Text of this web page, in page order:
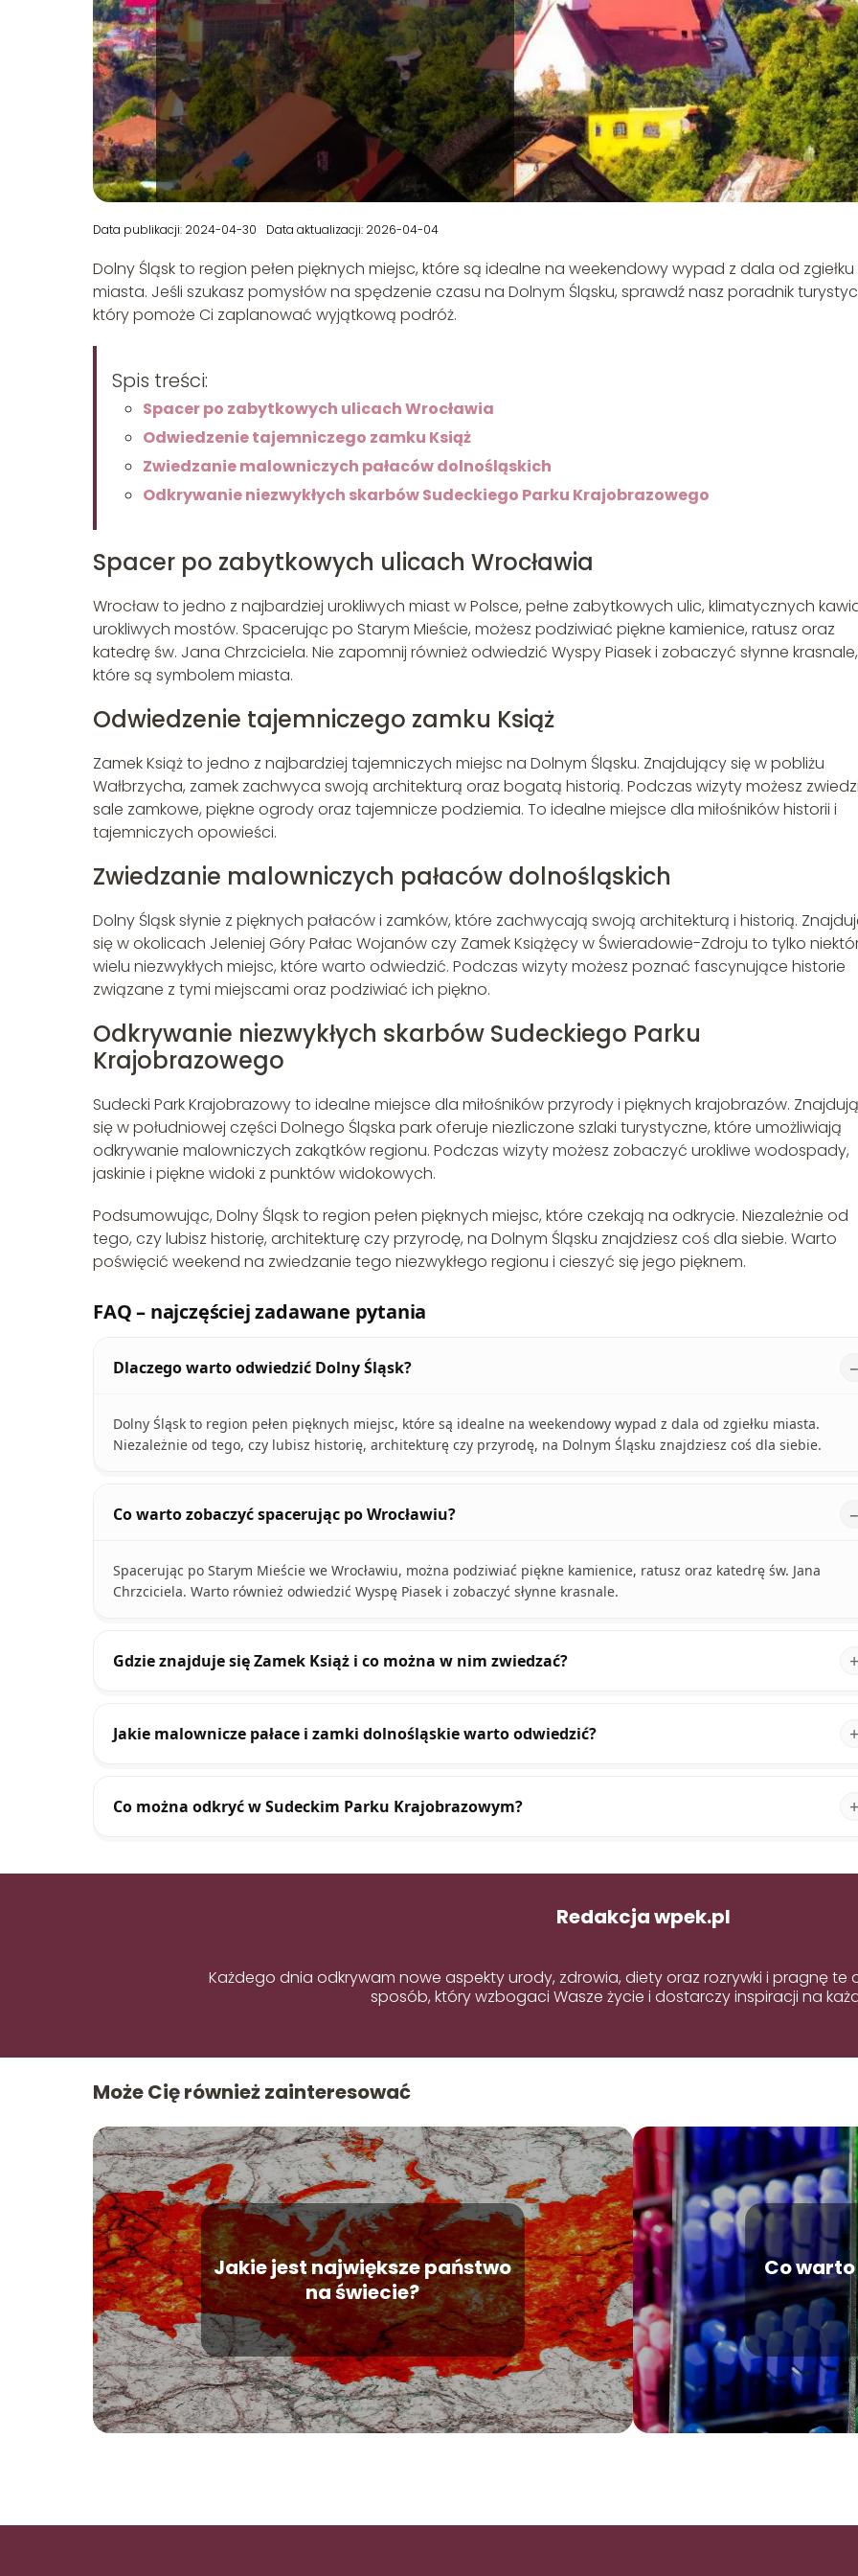
Data publikacji: 2024-04-30 Data aktualizacji: 2026-04-04
Dolny Śląsk to region pełen pięknych miejsc, które są idealne na weekendowy wypad z dala od zgiełku
miasta. Jeśli szukasz pomysłów na spędzenie czasu na Dolnym Śląsku, sprawdź nasz poradnik
który pomoże Ci zaplanować wyjątkową podróż.
Spis treści:
Spacer po zabytkowych ulicach Wrocławia
Odwiedzenie tajemniczego zamku Książ
Zwiedzanie malowniczych pałaców dolnośląskich
Odkrywanie niezwykłych skarbów Sudeckiego Parku Krajobrazowego
Spacer po zabytkowych ulicach Wrocławia
Wrocław to jedno z najbardziej urokliwych miast w Polsce, pełne zabytkowych ulic, klimatycznych
urokliwych mostów. Spacerując po Starym Mieście, możesz podziwiać piękne kamienice, ratusz oraz
katedrę św. Jana Chrzciciela. Nie zapomnij również odwiedzić Wyspy Piasek i zobaczyć słynne krasnale,
które są symbolem miasta.
Odwiedzenie tajemniczego zamku Książ
Zamek Książ to jedno z najbardziej tajemniczych miejsc na Dolnym Śląsku. Znajdujący się w pobliżu
Wałbrzycha, zamek zachwyca swoją architekturą oraz bogatą historią. Podczas wizyty możesz
sale zamkowe, piękne ogrody oraz tajemnicze podziemia. To idealne miejsce dla miłośników historii i
tajemniczych opowieści.
Zwiedzanie malowniczych pałaców dolnośląskich
Dolny Śląsk słynie z pięknych pałaców i zamków, które zachwycają swoją architekturą i historią.
się w okolicach Jeleniej Góry Pałac Wojanów czy Zamek Książęcy w Świeradowie-Zdroju to tylko
wielu niezwykłych miejsc, które warto odwiedzić. Podczas wizyty możesz poznać fascynujące historie
związane z tymi miejscami oraz podziwiać ich piękno.
Odkrywanie niezwykłych skarbów Sudeckiego Parku
Krajobrazowego
Sudecki Park Krajobrazowy to idealne miejsce dla miłośników przyrody i pięknych krajobrazów.
się w południowej części Dolnego Śląska park oferuje niezliczone szlaki turystyczne, które umożliwiają
odkrywanie malowniczych zakątków regionu. Podczas wizyty możesz zobaczyć urokliwe wodospady,
jaskinie i piękne widoki z punktów widokowych.
Podsumowując, Dolny Śląsk to region pełen pięknych miejsc, które czekają na odkrycie. Niezależnie od
tego, czy lubisz historię, architekturę czy przyrodę, na Dolnym Śląsku znajdziesz coś dla siebie. Warto
poświęcić weekend na zwiedzanie tego niezwykłego regionu i cieszyć się jego pięknem.
FAQ – najczęściej zadawane pytania
Dlaczego warto odwiedzić Dolny Śląsk?
Dolny Śląsk to region pełen pięknych miejsc, które są idealne na weekendowy wypad z dala od zgiełku miasta.
Niezależnie od tego, czy lubisz historię, architekturę czy przyrodę, na Dolnym Śląsku znajdziesz coś dla siebie.
Co warto zobaczyć spacerując po Wrocławiu?
Spacerując po Starym Mieście we Wrocławiu, można podziwiać piękne kamienice, ratusz oraz katedrę św. Jana
Chrzciciela. Warto również odwiedzić Wyspę Piasek i zobaczyć słynne krasnale.
Gdzie znajduje się Zamek Książ i co można w nim zwiedzać?
Jakie malownicze pałace i zamki dolnośląskie warto odwiedzić?
Co można odkryć w Sudeckim Parku Krajobrazowym?
Redakcja wpek.pl
Każdego dnia odkrywam nowe aspekty urody, zdrowia, diety oraz rozrywki i pragnę te
sposób, który wzbogaci Wasze życie i dostarczy inspiracji na
Może Cię również zainteresować
Jakie jest największe państwo
na świecie?
Co